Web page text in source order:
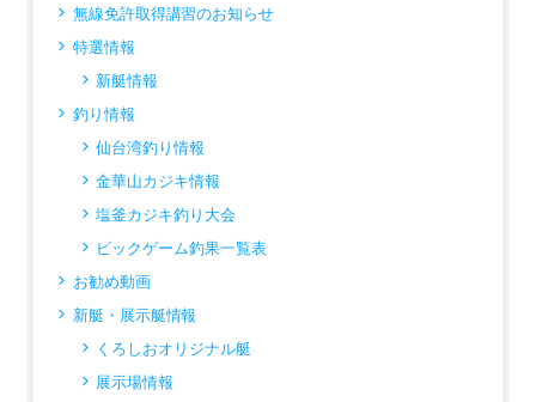
無線免許取得講習のお知らせ
特選情報
新艇情報
釣り情報
仙台湾釣り情報
金華山カジキ情報
塩釜カジキ釣り大会
ビックゲーム釣果一覧表
お勧め動画
新艇・展示艇情報
くろしおオリジナル艇
展示場情報